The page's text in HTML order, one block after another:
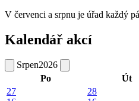
V červenci a srpnu je úřad každý
Kalendář akcí
Srpen2026
Po
Út
27
28